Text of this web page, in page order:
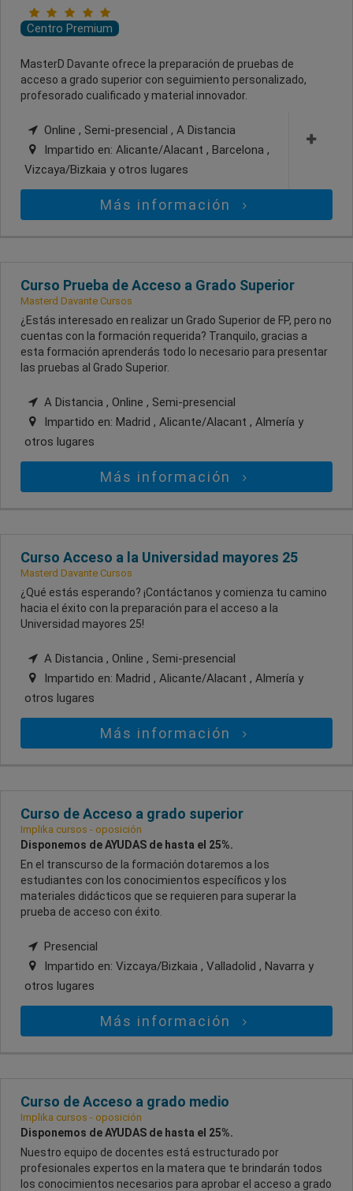
Centro Premium
MasterD Davante ofrece la preparación de pruebas de
acceso a grado superior con seguimiento personalizado,
profesorado cualificado y material innovador.
Online , Semi-presencial , A Distancia
Impartido en: Alicante/Alacant , Barcelona ,
Vizcaya/Bizkaia y otros lugares
Más información
Curso Prueba de Acceso a Grado Superior
Masterd Davante Cursos
¿Estás interesado en realizar un Grado Superior de FP, pero no
cuentas con la formación requerida? Tranquilo, gracias a
esta formación aprenderás todo lo necesario para presentar
las pruebas al Grado Superior.
A Distancia , Online , Semi-presencial
Impartido en: Madrid , Alicante/Alacant , Almería y
otros lugares
Más información
Curso Acceso a la Universidad mayores 25
Masterd Davante Cursos
¿Qué estás esperando? ¡Contáctanos y comienza tu camino
hacia el éxito con la preparación para el acceso a la
Universidad mayores 25!
A Distancia , Online , Semi-presencial
Impartido en: Madrid , Alicante/Alacant , Almería y
otros lugares
Más información
Curso de Acceso a grado superior
Implika cursos - oposición
Disponemos de AYUDAS de hasta el 25%.
En el transcurso de la formación dotaremos a los
estudiantes con los conocimientos específicos y los
materiales didácticos que se requieren para superar la
prueba de acceso con éxito.
Presencial
Impartido en: Vizcaya/Bizkaia , Valladolid , Navarra y
otros lugares
Más información
Curso de Acceso a grado medio
Implika cursos - oposición
Disponemos de AYUDAS de hasta el 25%.
Nuestro equipo de docentes está estructurado por
profesionales expertos en la matera que te brindarán todos
los conocimientos necesarios para aprobar el acceso a grado